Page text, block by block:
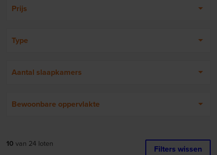
Prijs
Type
Aantal slaapkamers
Bewoonbare oppervlakte
10 van 24 loten Filters wissen